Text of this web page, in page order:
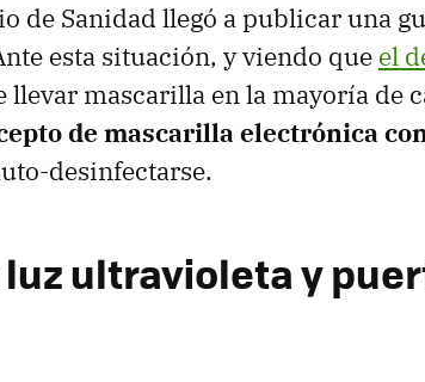
de Sanidad llegó a publicar una
esta situación, y viendo que el
llevar mascarilla en la mayoría de
de mascarilla electrónica
desinfectarse.
ultravioleta y